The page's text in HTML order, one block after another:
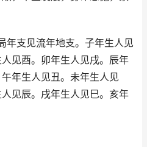
年支见流年地支。子年生人见
见酉。卯年生人见戌。辰年
年生人见丑。未年生人见
见辰。戌年生人见巳。亥年